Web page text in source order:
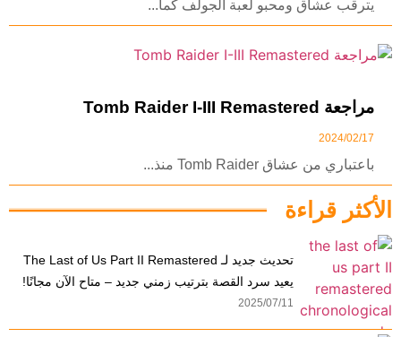
الأكثر قراءة
تحديث جديد لـ The Last of Us Part II Remastered
يعيد سرد القصة بترتيب زمني جديد – متاح الآن مجانًا!
2025/07/11
يترقب عشاق ومحبو لعبة الجولف كما...
مراجعة Tomb Raider I-III Remastered
2024/02/17
باعتباري من عشاق Tomb Raider منذ...